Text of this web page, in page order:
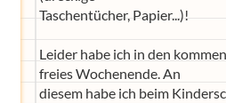
Taschentücher, Papier...)!
Leider habe ich in den
freies Wochenende. An
diesem habe ich beim